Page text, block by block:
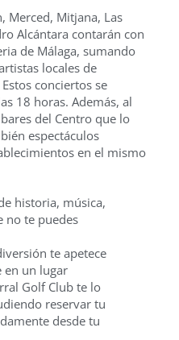
Merced, Mitjana, Las
Alcántara contarán con
de Málaga, sumando
locales de
conciertos se
18 horas. Además, al
del Centro que lo
espectáculos
en el mismo
historia, música,
no te puedes
te apetece
en un lugar
Golf Club te lo
reservar tu
desde tu